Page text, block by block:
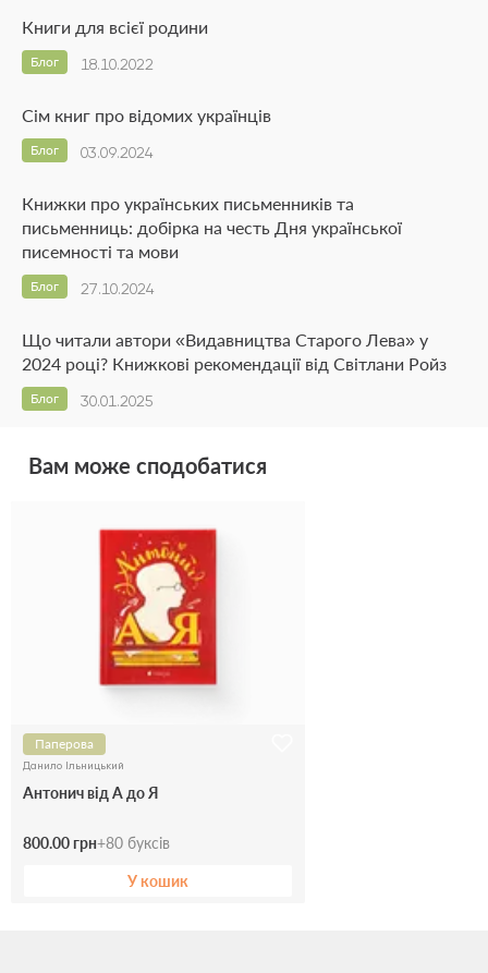
Книги для всієї родини
18.10.2022
Блог
Сім книг про відомих українців
03.09.2024
Блог
Книжки про українських письменників та
письменниць: добірка на честь Дня української
писемності та мови
27.10.2024
Блог
Що читали автори «Видавництва Старого Лева» у
2024 році? Книжкові рекомендації від Світлани Ройз
30.01.2025
Блог
Вам може сподобатися
Паперова
Данило Ільницький
Антонич від А до Я
800.00 грн+80 буксів
У кошик